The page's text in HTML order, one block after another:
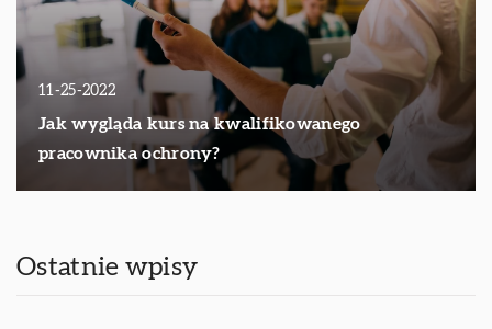
11-25-2022
Jak wygląda kurs na kwalifikowanego
pracownika ochrony?
Ostatnie wpisy